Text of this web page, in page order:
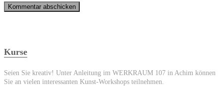
Kurse
Seien Sie kreativ! Unter Anleitung im WERKRAUM 107 in Achim können
Sie an vielen interessanten Kunst-Workshops teilnehmen.